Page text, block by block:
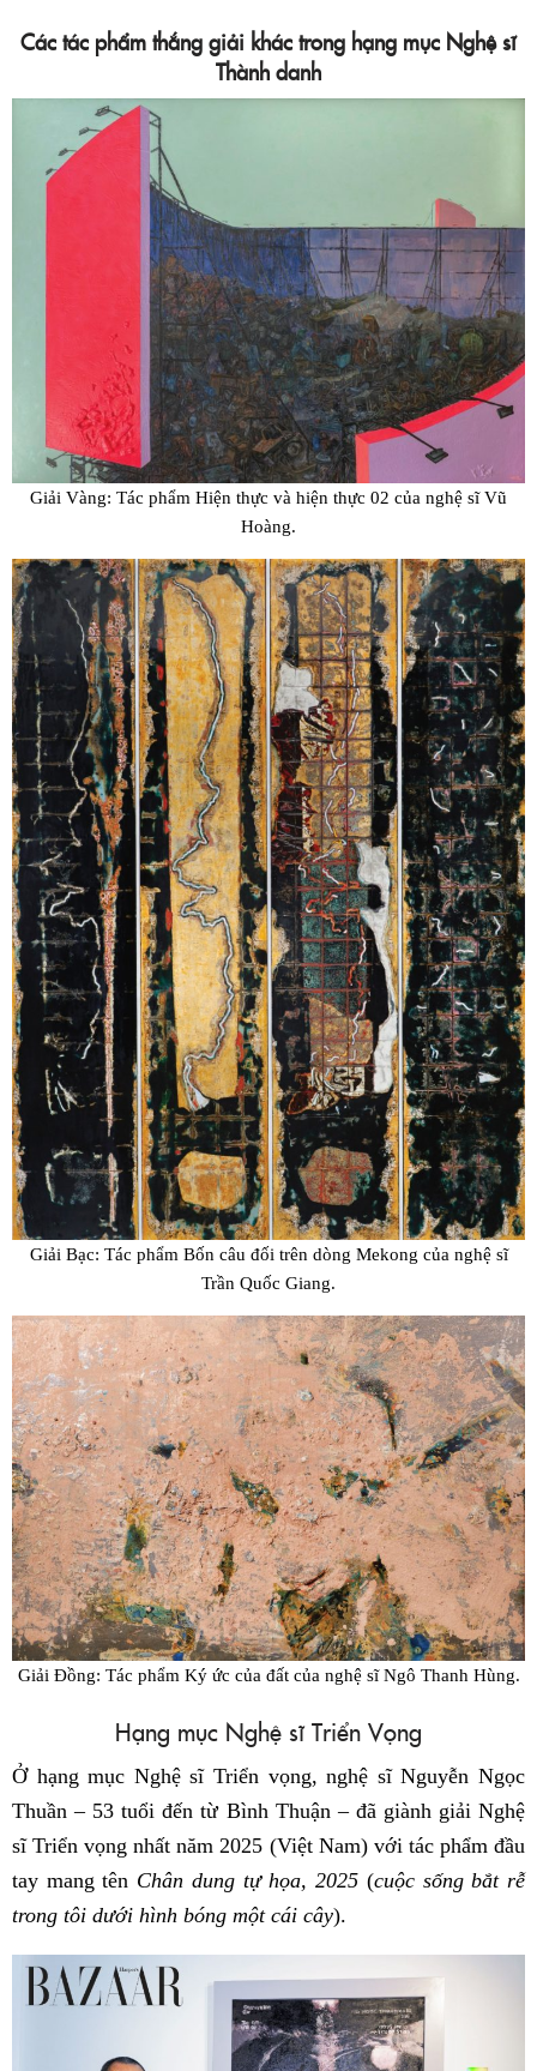
Các tác phẩm thắng giải khác trong hạng mục Nghệ sĩ
Thành danh
Giải Vàng: Tác phẩm Hiện thực và hiện thực 02 của nghệ sĩ Vũ
Hoàng.
Giải Bạc: Tác phẩm Bốn câu đối trên dòng Mekong của nghệ sĩ
Trần Quốc Giang.
Giải Đồng: Tác phẩm Ký ức của đất của nghệ sĩ Ngô Thanh Hùng.
Hạng mục Nghệ sĩ Triển Vọng
Ở hạng mục Nghệ sĩ Triển vọng, nghệ sĩ Nguyễn Ngọc
Thuần – 53 tuổi đến từ Bình Thuận – đã giành giải Nghệ
sĩ Triển vọng nhất năm 2025 (Việt Nam) với tác phẩm đầu
tay mang tên Chân dung tự họa, 2025 (cuộc sốngbắt rễ
trong tôi dưới hình bóng một cái cây).